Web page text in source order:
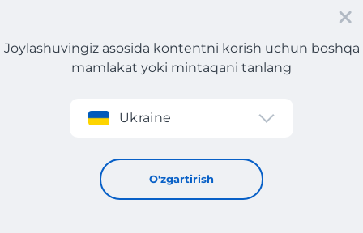
Roʻyxatdan oʻtish
Joylashuvingiz asosida kontentni korish uchun boshqa
mamlakat yoki mintaqani tanlang
Ukraine
O'zgartirish
Erkak kishiga tug‘ilgan kunda qanday sovg‘a qilish
mumkin: har qanday byudjet uchun g‘oyalar